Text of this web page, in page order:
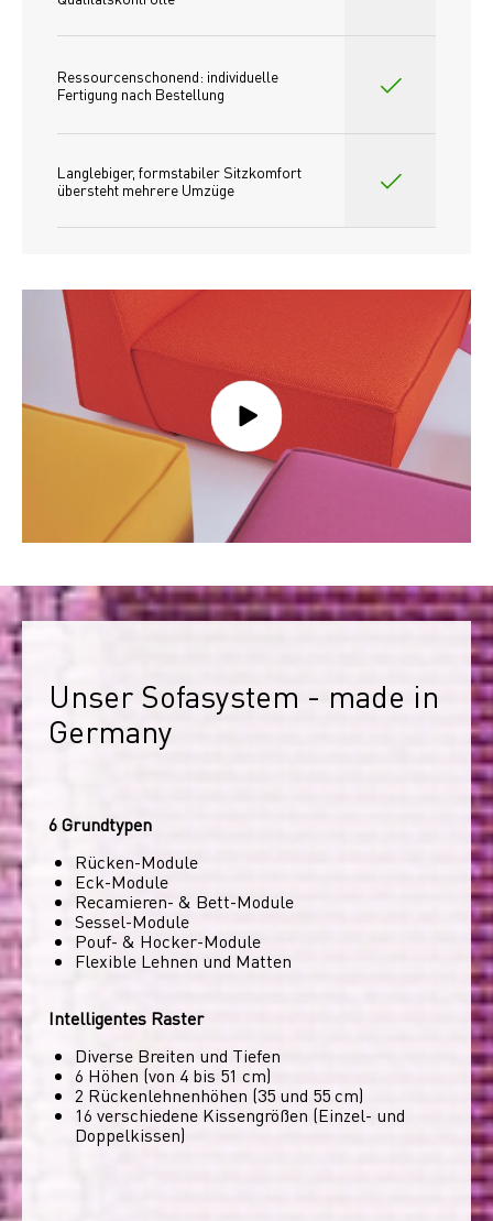
Ressourcenschonend: individuelle
Fertigung nach Bestellung
Langlebiger, formstabiler Sitzkomfort
übersteht mehrere Umzüge
Unser Sofasystem - made in
Germany
6 Grundtypen
Rücken-Module
Eck-Module
Recamieren- & Bett-Module
Sessel-Module
Pouf- & Hocker-Module
Flexible Lehnen und Matten
Intelligentes Raster
Diverse Breiten und Tiefen
6 Höhen (von 4 bis 51 cm)
2 Rückenlehnenhöhen (35 und 55 cm)
16 verschiedene Kissengrößen (Einzel- und
Doppelkissen)